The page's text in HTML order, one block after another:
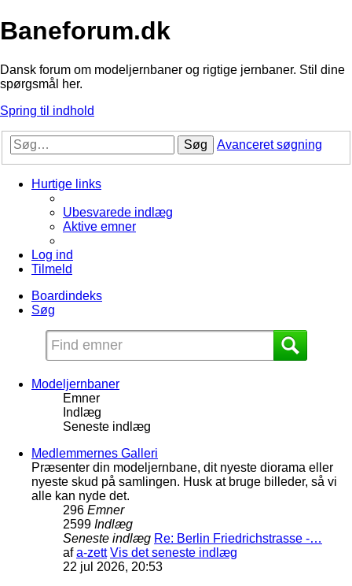
Baneforum.dk
Dansk forum om modeljernbaner og rigtige jernbaner. Stil dine
spørgsmål her.
Spring til indhold
Søg Avanceret søgning
Hurtige links
Ubesvarede indlæg
Aktive emner
Log ind
Tilmeld
Boardindeks
Søg
Modeljernbaner
Emner
Indlæg
Seneste indlæg
Medlemmernes Galleri
Præsenter din modeljernbane, dit nyeste diorama eller
nyeste skud på samlingen. Husk at bruge billeder, så vi
alle kan nyde det.
296 Emner
2599 Indlæg
Seneste indlæg Re: Berlin Friedrichstrasse -…
afa-zett Vis det seneste indlæg
22 jul 2026, 20:53